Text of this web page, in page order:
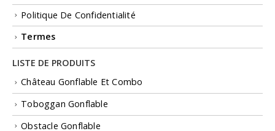
Politique De Confidentialité
Termes
LISTE DE PRODUITS
Château Gonflable Et Combo
Toboggan Gonflable
Obstacle Gonflable